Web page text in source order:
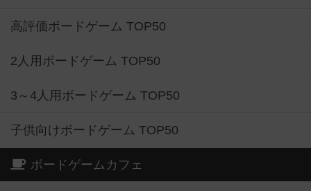
高評価ボードゲーム TOP50
2人用ボードゲーム TOP50
3～4人用ボードゲーム TOP50
子供向けボードゲーム TOP50
ボードゲームカフェ